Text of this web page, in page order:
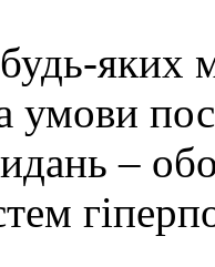
яких
умови
–